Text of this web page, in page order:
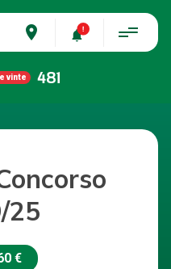
place
vinte 481
25
€